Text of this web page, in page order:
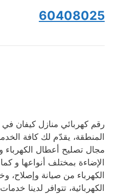
60408025
رقم كهربائي منازل كيفان
المنطقة، يقدّم لك كافة
مجال تصليح أعطال
الإضاءة بمختلف أنواعها و
الكهرباء من صيانة وإصلاح،
الكهربائية، تتوافر لدينا